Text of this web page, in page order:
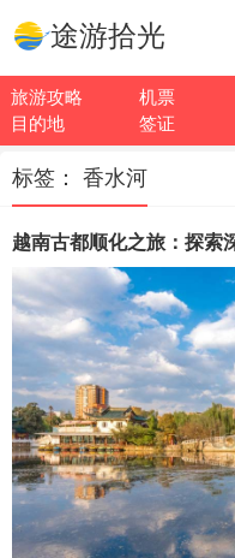
途游拾光
旅游攻略 机票
目的地
签证
标签： 香水河
越南古都顺化之旅：探索